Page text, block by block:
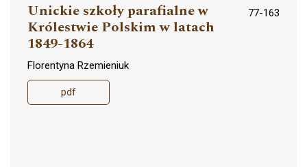
Unickie szkoły parafialne w
Królestwie Polskim w latach
1849-1864
77-163
Florentyna Rzemieniuk
pdf